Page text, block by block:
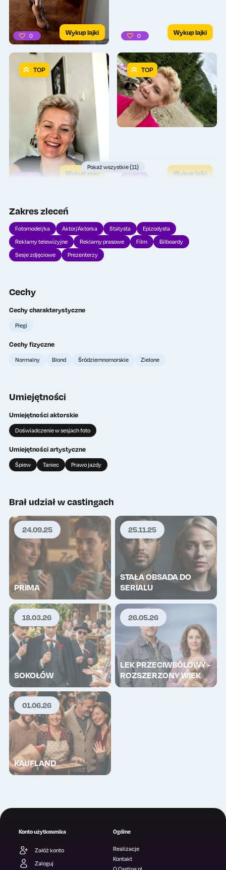
0 Wykup lajki 0 Wykup lajki
TOP
Wykup lajki
TOP
Wykup lajki
TOP
Wykup lajki
0 Wykup lajki 0 Wykup lajki
TOP
0 Wykup lajki
TOP
Pokaż wszystkie (11)
Zakres zleceń
Fotomodel/ka Aktor/Aktorka Statysta
Epizodysta
Reklamy telewizyjne
Reklamy prasowe Film
Bilboardy
Sesje zdjęciowe
Prezenterzy
Cechy
Cechy charakterystyczne
Piegi
Cechy fizyczne
Normalny Blond Śródziemnomorskie Zielone
Umiejętności
Umiejętności aktorskie
Doświadczenie w sesjach foto
Umiejętności artystyczne
Śpiew Taniec Prawo jazdy
Brał udział w castingach
24.09.25
PRIMA
25.11.25
STAŁA OBSADA DO
SERIALU
18.03.26
SOKOŁÓW
26.05.26
LEK PRZECIWBÓLOWY -
ROZSZERZONY WIEK
01.06.26
KAUFLAND
Konto użytkownika
Załóż konto
Zaloguj
Ogólne
Realizacje
Kontakt